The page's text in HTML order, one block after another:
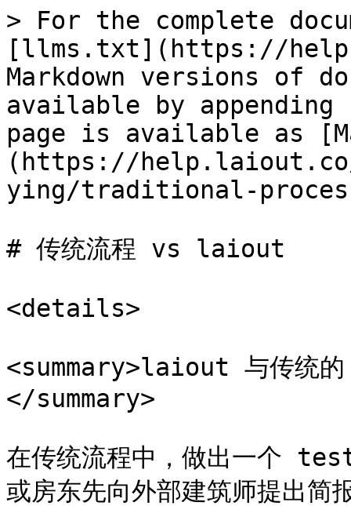
> For the complete
[llms.txt](https://
Markdown versions of
available by
page is available as
(https://help.laiout.co/
ying/traditional-
# 传统流程 vs laiout
<details>
<summary>laiout 与传统
</summary>
在传统流程中，做出一个
或房东先向外部建筑师提出简